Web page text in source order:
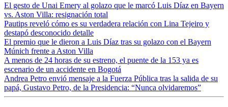
El gesto de Unai Emery al golazo que le marcó Luis Díaz en Bayern
vs. Aston Villa: resignación total
Pautips reveló cómo es su verdadera relación con Lina Tejeiro y
destapó desconocido detalle
El premio que le dieron a Luis Díaz tras su golazo con el Bayern
Múnich frente a Aston Villa
A menos de 24 horas de su estreno, el puente de la 153 ya es
escenario de un accidente en Bogotá
Andrea Petro envió mensaje a la Fuerza Pública tras la salida de su
papá, Gustavo Petro, de la Presidencia: “Nunca olvidaremos”